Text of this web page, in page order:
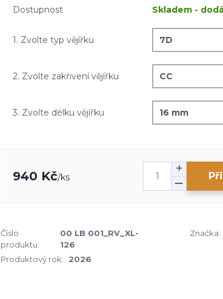
Dostupnost Skladem -
1. Zvolte typ vějířku
2. Zvolte zakřivení vějířku
3. Zvolte délku vějířku
940 Kč/ks
Číslo
produktu:
00 LB 001_RV_XL-
126
Značka:
Produktový rok: 2026